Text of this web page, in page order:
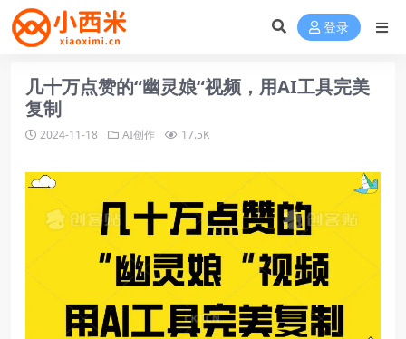
登录
几十万点赞的“幽灵娘“视频，用AI工具完美
复制
2024-11-18 AI创作 17.5K